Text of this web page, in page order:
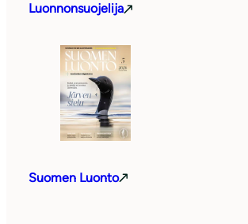
Luonnonsuojelija
Suomen Luonto